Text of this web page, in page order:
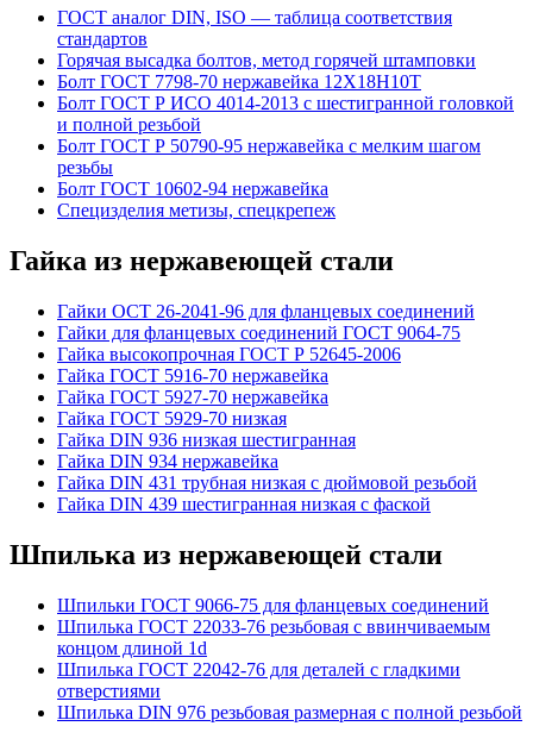
ГОСТ аналог DIN, ISO — таблица соответствия
стандартов
Горячая высадка болтов, метод горячей штамповки
Болт ГОСТ 7798-70 нержавейка 12Х18Н10Т
Болт ГОСТ Р ИСО 4014-2013 с шестигранной головкой
и полной резьбой
Болт ГОСТ Р 50790-95 нержавейка с мелким шагом
резьбы
Болт ГОСТ 10602-94 нержавейка
Специзделия метизы, cпецкрепеж
Гайка из нержавеющей стали
Гайки ОСТ 26-2041-96 для фланцевых соединений
Гайки для фланцевых соединений ГОСТ 9064-75
Гайка высокопрочная ГОСТ Р 52645-2006
Гайка ГОСТ 5916-70 нержавейка
Гайка ГОСТ 5927-70 нержавейка
Гайка ГОСТ 5929-70 низкая
Гайка DIN 936 низкая шестигранная
Гайка DIN 934 нержавейка
Гайка DIN 431 трубная низкая с дюймовой резьбой
Гайка DIN 439 шестигранная низкая с фаской
Шпилька из нержавеющей стали
Шпильки ГОСТ 9066-75 для фланцевых соединений
Шпилька ГОСТ 22033-76 резьбовая с ввинчиваемым
концом длиной 1d
Шпилька ГОСТ 22042-76 для деталей с гладкими
отверстиями
Шпилька DIN 976 резьбовая размерная с полной резьбой